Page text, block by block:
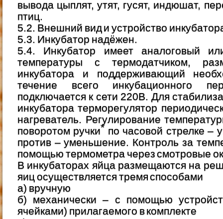
вывода цыплят, утят, гусят, индюшат,
птиц.
5.2. Внешний вид и устройство
5.3. Инкубатор надёжен.
5.4. Инкубатор имеет аналоговый
температуры с термодатчиком,
инкубатора и поддерживающий
течение всего инкубационного
подключается к сети 220В. Для
инкубатора терморегулятор
нагреватель. Регулирование
поворотом ручки*по часовой стрелке –
против – уменьшение. Контроль за
помощью термометра через смотровые
В инкубаторах яйца размещаются на
яиц осуществляется тремя способами
а) вручную
б) механически – с помощью
ячейками) прилагаемого в комплекте